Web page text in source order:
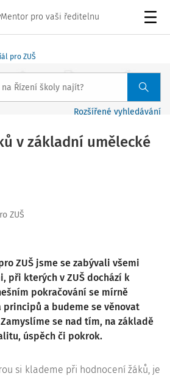
Mentor pro vaši ředitelnu
pro ZUŠ
Rozšířené vyhledávání
v základní umělecké
ZUŠ
ZUŠ jsme se zabývali všemi
při kterých v ZUŠ dochází k
pokračování se mírně
a budeme se věnovat
se nad tím, na základě
úspěch či pokrok.
si klademe při hodnocení žáků, je